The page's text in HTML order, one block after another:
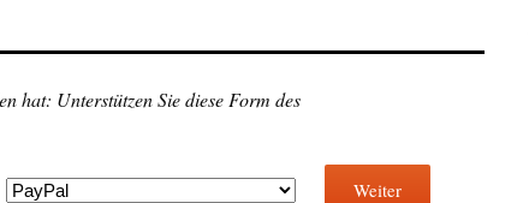
hat: Unterstützen Sie diese Form des
Weiter